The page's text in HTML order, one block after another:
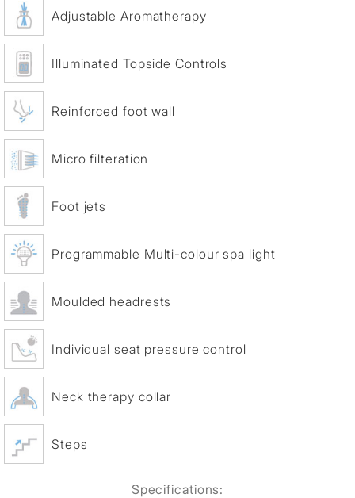
Adjustable Aromatherapy
Illuminated Topside Controls
Reinforced foot wall
Micro filteration
Foot jets
Programmable Multi-colour spa light
Moulded headrests
Individual seat pressure control
Neck therapy collar
Steps
Specifications: